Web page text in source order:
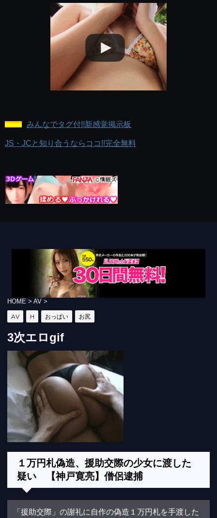
みんなでタグ付!!新感覚掲示板
JS・JCと知り合うならココ!!完全無料
HOME > AV >
AV H おっぱい お尻
3次エロgif
１万円札偽造、援助交際の少女に渡した
疑い 【神戸寛亮】僧侶逮捕
「援助交際」の謝礼に自作の偽造１万円札を手渡した